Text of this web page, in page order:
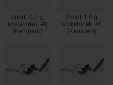
Small, 0.7 g,
krokstorlek: #6
(Kampanj)
Small, 1.0 g,
krokstorlek: #6
(Kampanj)